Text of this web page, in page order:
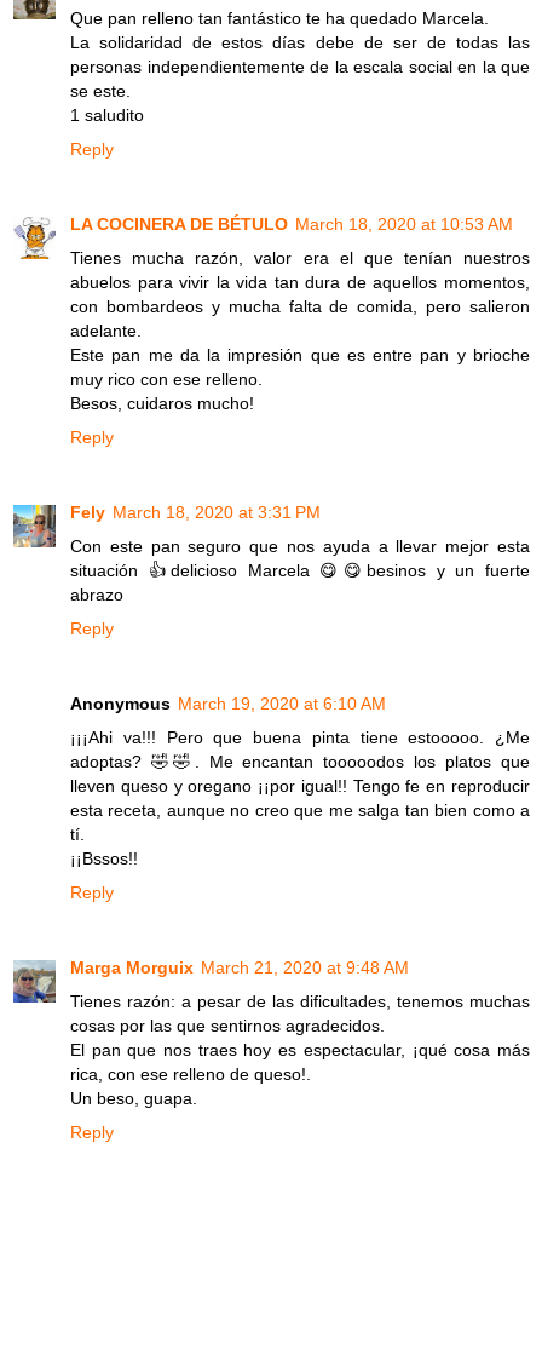
Que pan relleno tan fantástico te ha quedado Marcela.
La solidaridad de estos días debe de ser de todas las
personas independientemente de la escala social en la que
se este.
1 saludito
Reply
LA COCINERA DE BÉTULO March 18, 2020 at 10:53 AM
Tienes mucha razón, valor era el que tenían nuestros
abuelos para vivir la vida tan dura de aquellos momentos,
con bombardeos y mucha falta de comida, pero salieron
adelante.
Este pan me da la impresión que es entre pan y brioche
muy rico con ese relleno.
Besos, cuidaros mucho!
Reply
Fely March 18, 2020 at 3:31 PM
Con este pan seguro que nos ayuda a llevar mejor esta
situación 👍delicioso Marcela 😋😋besinos y un fuerte
abrazo
Reply
Anonymous March 19, 2020 at 6:10 AM
¡¡¡Ahi va!!! Pero que buena pinta tiene estooooo. ¿Me
adoptas? 🤣🤣. Me encantan tooooodos los platos que
lleven queso y oregano ¡¡por igual!! Tengo fe en reproducir
esta receta, aunque no creo que me salga tan bien como a
tí.
¡¡Bssos!!
Reply
Marga Morguix March 21, 2020 at 9:48 AM
Tienes razón: a pesar de las dificultades, tenemos muchas
cosas por las que sentirnos agradecidos.
El pan que nos traes hoy es espectacular, ¡qué cosa más
rica, con ese relleno de queso!.
Un beso, guapa.
Reply